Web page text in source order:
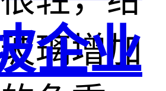
璃增加
企业